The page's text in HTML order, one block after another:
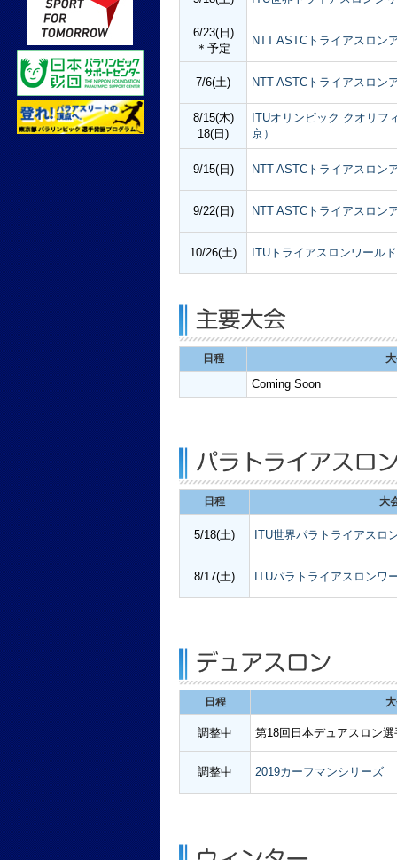
6/23(日)
＊予定
NTT ASTCトライアスロン
7/6(土) NTT ASTCトライアスロン
8/15(木)
18(日)
ITUオリンピック クオリフ
京）
9/15(日) NTT ASTCトライアスロン
9/22(日) NTT ASTCトライアスロン
10/26(土) ITUトライアスロンワール
日程
Coming Soon
日程 大
5/18(土) ITU世界パラトライアスロ
8/17(土) ITUパラトライアスロンワ
日程
調整中 第18回日本デュアスロン
調整中 2019カーフマンシリーズ